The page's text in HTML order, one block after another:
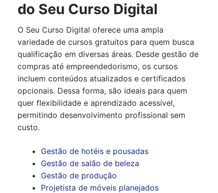
do Seu Curso Digital
O Seu Curso Digital oferece uma ampla
variedade de cursos gratuitos para quem busca
qualificação em diversas áreas. Desde gestão de
compras até empreendedorismo, os cursos
incluem conteúdos atualizados e certificados
opcionais. Dessa forma, são ideais para quem
quer flexibilidade e aprendizado acessível,
permitindo desenvolvimento profissional sem
custo.
Gestão de hotéis e pousadas
Gestão de salão de beleza
Gestão de produção
Projetista de móveis planejados